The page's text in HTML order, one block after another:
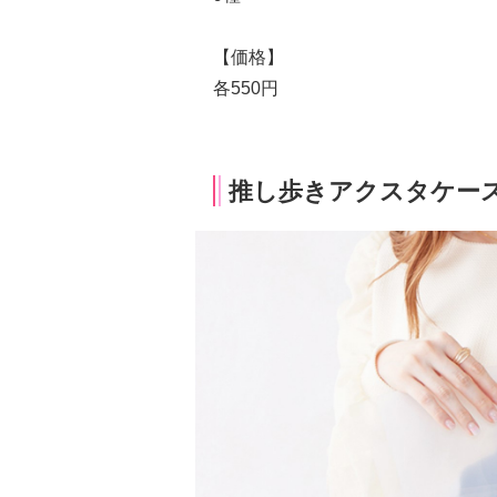
【価格】
各550円
推し歩きアクスタケー